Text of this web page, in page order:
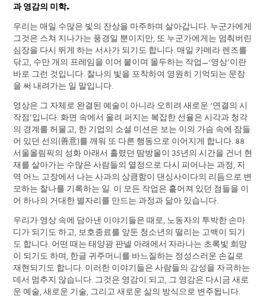
과 영감의 미학.
우리는 매일 수많은 빛의 잔상을 마주하며 살아갑니다. 누군가에게
그것은 스쳐 지나가는 풍경일 뿐이지만, 또 누군가에게는 멈춰버린
심장을 다시 뛰게 하는 서사가 되기도 합니다.매일 카메라 렌즈를
닦고, 수만 개의 프레임을 이어 붙이며 몰두하는 작업—‘영상’이란
바로 그런 것입니다. 찰나의 빛을 포착하여 영원히 기억되는 문장
을 써 내려가는 일 말입니다.
영상은 그 자체로 완결된 예술이 아니라 오히려 새로운 ‘연결의 시
작점’입니다. 화면 속에서 울려 퍼지는 복잡한 선율은 시각과 청각
의 경계를 허물고, 한 기업의 소셜 미션은 보는 이의 가슴 속에 잠들
어 있던 선의(善意)를 깨워 또 다른 행동으로 이어지게 합니다. 88
서울올림픽의 성화 아래서 흘렸던 땀방울이 35년의 시간을 건너 현
재를 살아가는 수많은 사람들의 열정으로 다시 피어나는 과정, 지
역 어느 고장에서 나는 사과의 상큼함이 댄싱사이다의 리듬으로 변
모하는 찰나를 기록하는 일. 이 모든 작업은 흩어져 있던 점들을 이
어 하나의 거대한 별자리를 만드는 과정과 닮아 있습니다.
우리가 영상 속에 담아낸 이야기들은 때로, 노동자의 투박한 손마
디가 되기도 하고, 보호종료를 앞둔 청소년의 떨리는 고백이 되기
도 합니다. 어떤 때는 태양광 판넬 아래에서 자라나는 초록빛 희망
이 되기도 하며, 한글 귀주머니를 바느질하는 정성스러운 손길로
재현되기도 합니다. 이러한 이야기들은 사람들의 감성을 자극하는
데서 멈추지 않습니다. 그것은 영감이 되고, 그 영감은 다시금 새로
운 예술, 새로운 기술, 그리고 새로운 삶의 방식으로 변주됩니다.